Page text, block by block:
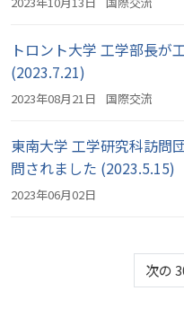
トロント大学 工学部長が
(2023.7.21)
2023年08月21日 国際交流
東南大学 工学研究科訪問
問されました (2023.5.15)
2023年06月02日
次の